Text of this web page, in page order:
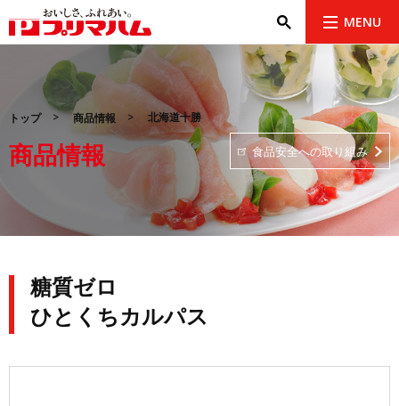
MENU
トップ 商品情報 北海道十勝
商品情報 食品安全への取り組み
糖質ゼロ
ひとくちカルパス